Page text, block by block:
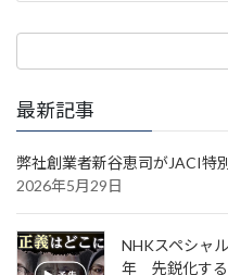
最新記事
弊社創業者新谷恵司がJACI特
2026年5月29日
NHKスペシャ
年 先鋭化する